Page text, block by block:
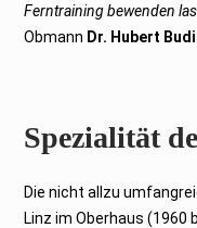
Ferntraining bewenden
Obmann Dr. Hubert
Spezialität
Die nicht allzu
Linz im Oberhaus (1960